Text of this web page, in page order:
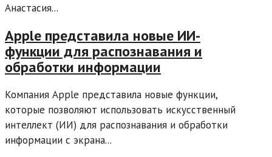
Анастасия...
Apple представила новые ИИ-
функции для распознавания и
обработки информации
Компания Apple представила новые функции,
которые позволяют использовать искусственный
интеллект (ИИ) для распознавания и обработки
информации с экрана...